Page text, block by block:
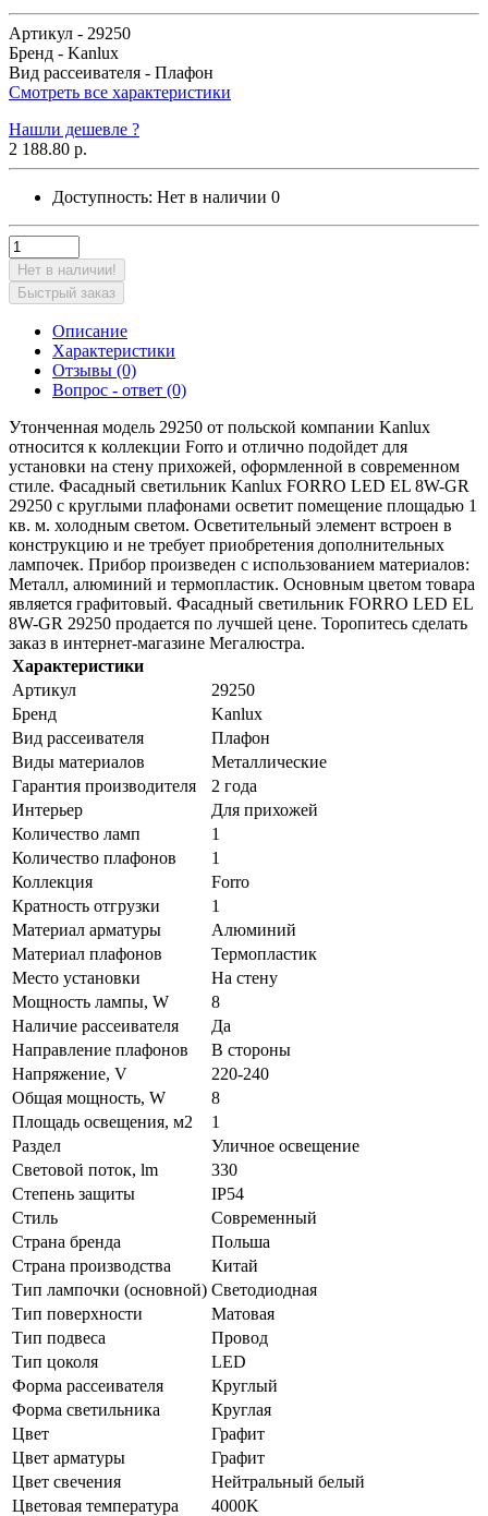
Артикул - 29250
Бренд - Kanlux
Вид рассеивателя - Плафон
Смотреть все характеристики
Нашли дешевле ?
2 188.80 р.
Доступность: Нет в наличии 0
Нет в наличии!
Быстрый заказ
Описание
Характеристики
Отзывы (0)
Вопрос - ответ (0)
Утонченная модель 29250 от польской компании Kanlux
относится к коллекции Forro и отлично подойдет для
установки на стену прихожей, оформленной в современном
стиле. Фасадный светильник Kanlux FORRO LED EL 8W-GR
29250 с круглыми плафонами осветит помещение площадью 1
кв. м. холодным светом. Осветительный элемент встроен в
конструкцию и не требует приобретения дополнительных
лампочек. Прибор произведен с использованием материалов:
Металл, алюминий и термопластик. Основным цветом товара
является графитовый. Фасадный светильник FORRO LED EL
8W-GR 29250 продается по лучшей цене. Торопитесь сделать
заказ в интернет-магазине Мегалюстра.
Характеристики
Артикул
29250
Бренд
Kanlux
Вид рассеивателя
Плафон
Виды материалов
Металлические
Гарантия производителя
2 года
Интерьер
Для прихожей
Количество ламп
1
Количество плафонов
1
Коллекция
Forro
Кратность отгрузки
1
Материал арматуры
Алюминий
Материал плафонов
Термопластик
Место установки
На стену
Мощность лампы, W
8
Наличие рассеивателя
Да
Направление плафонов
В стороны
Напряжение, V
220-240
Общая мощность, W
8
Площадь освещения, м2
1
Раздел
Уличное освещение
Световой поток, lm
330
Степень защиты
IP54
Стиль
Современный
Страна бренда
Польша
Страна производства
Китай
Тип лампочки (основной) Светодиодная
Тип поверхности
Матовая
Тип подвеса
Провод
Тип цоколя
LED
Форма рассеивателя
Круглый
Форма светильника
Круглая
Цвет
Графит
Цвет арматуры
Графит
Цвет свечения
Нейтральный белый
Цветовая температура
4000K